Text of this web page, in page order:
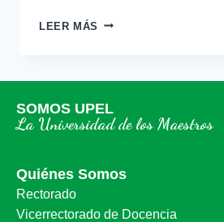
LEER MÁS
SOMOS UPEL
La Universidad de los Maestros
Quiénes Somos
Rectorado
Vicerrectorado de Docencia